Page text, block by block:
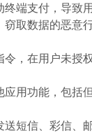
端支付，导致用
取数据的恶意
，在用户未授
用功能，包括
短信、彩信、